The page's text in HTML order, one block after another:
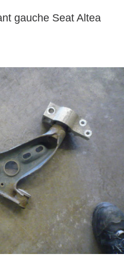
gauche Seat Altea